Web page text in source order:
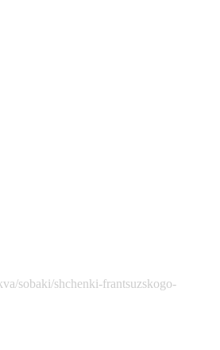
sobaki/shchenki-frantsuzskogo-